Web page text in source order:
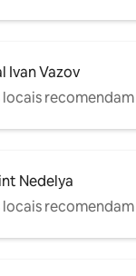
Ivan Vazov
recomendam
Nedelya
recomendam